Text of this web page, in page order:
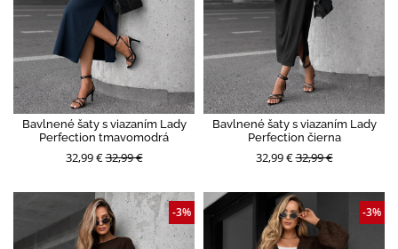
Bavlnené šaty s viazaním Lady
Perfection tmavomodrá
32,99 €32,99 €
Bavlnené šaty s viazaním Lady
Perfection čierna
32,99 €32,99 €
-3% -3%